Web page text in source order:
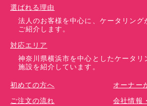
選ばれる理由
法人のお客様を中心に、ケータリング
ご紹介します。
対応エリア
神奈川県横浜市を中心としたケータリ
施設を紹介しています。
初めての方へ
ご注文の流れ
オーナー
会社情報